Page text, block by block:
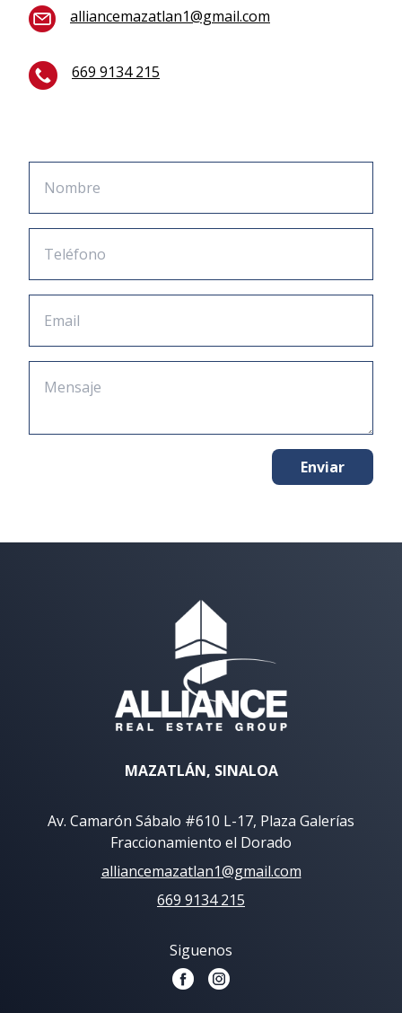
alliancemazatlan1@gmail.com
669 9134 215
Enviar
MAZATLÁN, SINALOA
Av. Camarón Sábalo #610 L-17, Plaza Galerías
Fraccionamiento el Dorado
alliancemazatlan1@gmail.com
669 9134 215
Siguenos